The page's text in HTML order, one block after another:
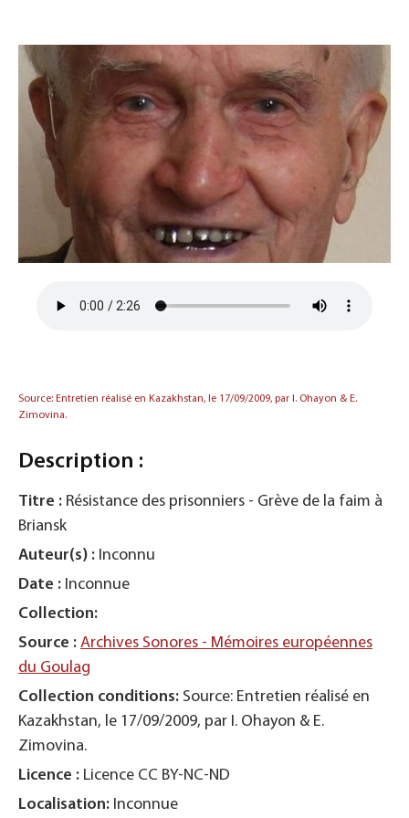
Source: Entretien réalisé en Kazakhstan, le 17/09/2009, par I. Ohayon & E.
Zimovina.
Description :
Titre : Résistance des prisonniers - Grève de la faim à
Briansk
Auteur(s) : Inconnu
Date : Inconnue
Collection:
Source : Archives Sonores - Mémoires européennes
du Goulag
Collection conditions: Source: Entretien réalisé en
Kazakhstan, le 17/09/2009, par I. Ohayon & E.
Zimovina.
Licence : Licence CC BY-NC-ND
Localisation: Inconnue